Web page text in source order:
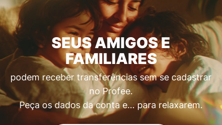
SEUS AMIGOS E
FAMILIARES
podem receber transferências sem se cadastrar
no Profee.
Peça os dados da conta e… para relaxarem.